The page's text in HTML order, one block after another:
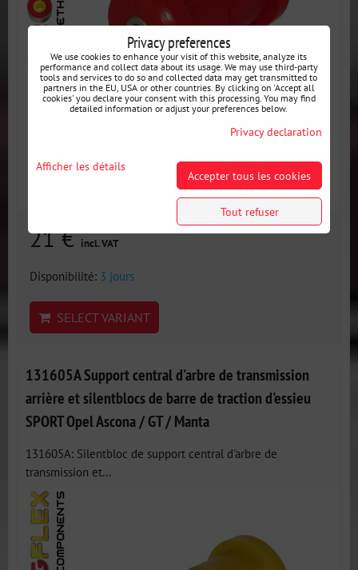
21 €incl. VAT
Disponibilité: 3 jours
SELECT VARIANT
131605A Support central d'arbre de transmission
arrière et silentblocs de barre de traction d'essieu
SPORT Opel Ascona / GT / Manta
131605A: Silentbloc de support central d'arbre de
transmission et...
Privacy preferences
We use cookies to enhance your visit of this website, analyze its
performance and collect data about its usage. We may use third-party
tools and services to do so and collected data may get transmitted to
partners in the EU, USA or other countries. By clicking on 'Accept all
cookies' you declare your consent with this processing. You may find
detailed information or adjust your preferences below.
Privacy declaration
Afficher les détails
Accepter tous les cookies
Tout refuser